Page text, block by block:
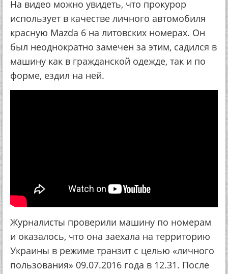
На видео можно увидеть, что прокурор
использует в качестве личного автомобиля
красную Mazda 6 на литовских номерах. Он
был неоднократно замечен за этим, садился в
машину как в гражданской одежде, так и по
форме, ездил на ней.
Журналисты проверили машину по номерам
и оказалось, что она заехала на территорию
Украины в режиме транзит с целью «личного
пользования» 09.07.2016 года в 12.31. После